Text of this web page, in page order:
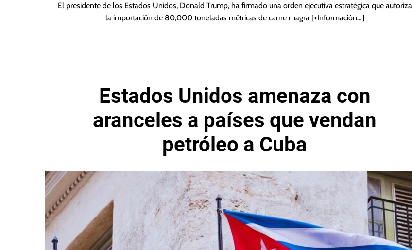
El presidente de los Estados Unidos, Donald Trump, ha firmado una orden ejecutiva estratégica que autoriza
la importación de 80,000 toneladas métricas de carne magra [+Información…]
Estados Unidos amenaza con
aranceles a países que vendan
petróleo a Cuba